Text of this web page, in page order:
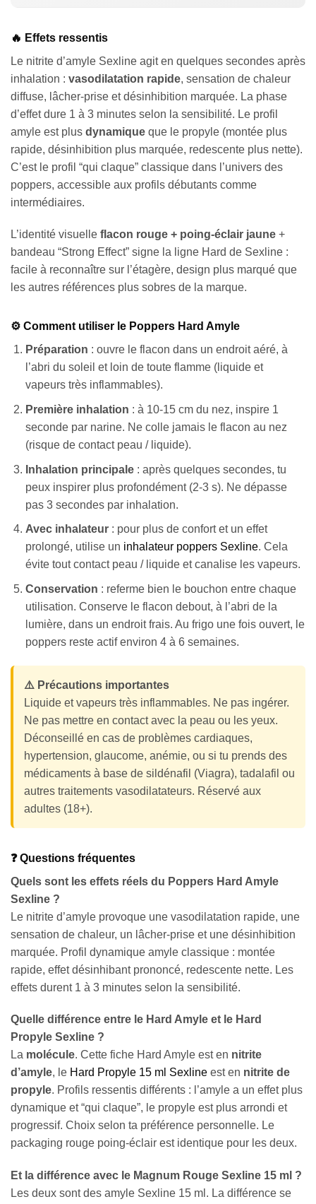
🔥 Effets ressentis
Le nitrite d’amyle Sexline agit en quelques secondes après
inhalation : vasodilatation rapide, sensation de chaleur
diffuse, lâcher-prise et désinhibition marquée. La phase
d’effet dure 1 à 3 minutes selon la sensibilité. Le profil
amyle est plus dynamique que le propyle (montée plus
rapide, désinhibition plus marquée, redescente plus nette).
C’est le profil “qui claque” classique dans l’univers des
poppers, accessible aux profils débutants comme
intermédiaires.
L’identité visuelle flacon rouge + poing-éclair jaune +
bandeau “Strong Effect” signe la ligne Hard de Sexline :
facile à reconnaître sur l’étagère, design plus marqué que
les autres références plus sobres de la marque.
⚙️ Comment utiliser le Poppers Hard Amyle
Préparation : ouvre le flacon dans un endroit aéré, à
l’abri du soleil et loin de toute flamme (liquide et
vapeurs très inflammables).
Première inhalation : à 10-15 cm du nez, inspire 1
seconde par narine. Ne colle jamais le flacon au nez
(risque de contact peau / liquide).
Inhalation principale: après quelques secondes, tu
peux inspirer plus profondément (2-3 s). Ne dépasse
pas 3 secondes par inhalation.
Avec inhalateur: pour plus de confort et un effet
prolongé, utilise un inhalateur poppers Sexline. Cela
évite tout contact peau / liquide et canalise les vapeurs.
Conservation : referme bien le bouchon entre chaque
utilisation. Conserve le flacon debout, à l’abri de la
lumière, dans un endroit frais. Au frigo une fois ouvert, le
poppers reste actif environ 4 à 6 semaines.
⚠️ Précautions importantes
Liquide et vapeurs très inflammables. Ne pas ingérer.
Ne pas mettre en contact avec la peau ou les yeux.
Déconseillé en cas de problèmes cardiaques,
hypertension, glaucome, anémie, ou si tu prends des
médicaments à base de sildénafil (Viagra), tadalafil ou
autres traitements vasodilatateurs. Réservé aux
adultes (18+).
❓ Questions fréquentes
Quels sont les effets réels du Poppers Hard Amyle
Sexline ?
Le nitrite d’amyle provoque une vasodilatation rapide, une
sensation de chaleur, un lâcher-prise et une désinhibition
marquée. Profil dynamique amyle classique : montée
rapide, effet désinhibant prononcé, redescente nette. Les
effets durent 1 à 3 minutes selon la sensibilité.
Quelle différence entre le Hard Amyle et le Hard
Propyle Sexline ?
La molécule. Cette fiche Hard Amyle est en nitrite
d’amyle, le Hard Propyle 15 ml Sexline est en nitrite de
propyle. Profils ressentis différents : l’amyle a un effet plus
dynamique et “qui claque”, le propyle est plus arrondi et
progressif. Choix selon ta préférence personnelle. Le
packaging rouge poing-éclair est identique pour les deux.
Et la différence avec le Magnum Rouge Sexline 15 ml ?
Les deux sont des amyle Sexline 15 ml. La différence se
Appliquer les filtres